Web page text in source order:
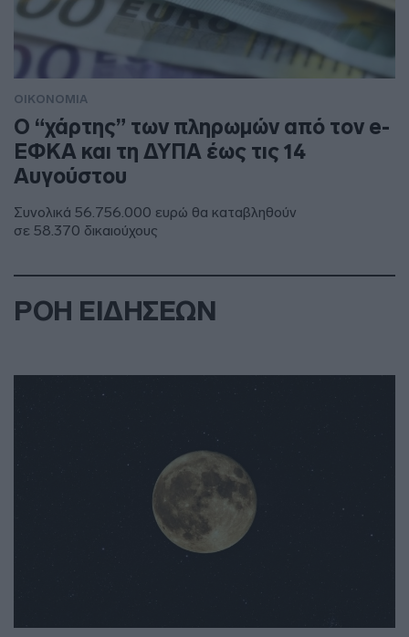
ΟΙΚΟΝΟΜΙΑ
Ο “χάρτης” των πληρωμών από τον e-
ΕΦΚΑ και τη ΔΥΠΑ έως τις 14
Αυγούστου
Συνολικά 56.756.000 ευρώ θα καταβληθούν
σε 58.370 δικαιούχους
ΡΟΗ ΕΙΔΗΣΕΩΝ